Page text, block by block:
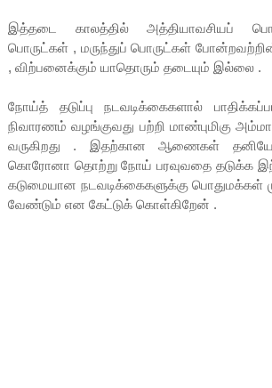
இத்தடை காலத்தில் அத்தியாவசியப்
பொருட்கள் , மருந்துப் பொருட்கள்
, விற்பனைக்கும் யாதொரும் தடையும் இல்லை .
நோய்த் தடுப்பு நடவடிக்கைகளால்
நிவாரணம் வழங்குவது பற்றி மாண்புமிகு
வருகிறது . இதற்கான ஆணைகள் தனியே
கொரோனா தொற்று நோய் பரவுவதை தடுக்க இந்த
கடுமையான நடவடிக்கைகளுக்கு பொதுமக்கள்
வேண்டும் என கேட்டுக் கொள்கிறேன் .